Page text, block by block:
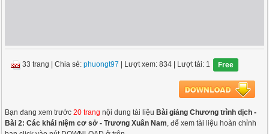
33 trang |Chia sẻ:phuongt97 | Lượt xem: 834 | Lượt tải: 1 Free
Bạn đang xem trước20 trang nội dung tài liệu Bài giảng Chương trình dịch -
Bài 2: Các khái niệm cơ sở - Trương Xuân Nam, để xem tài liệu hoàn chỉnh